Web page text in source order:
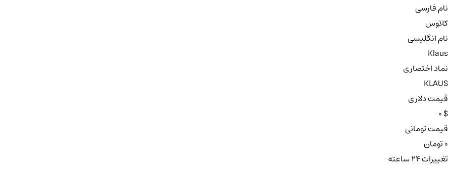
نام فارسی
کلاوس
نام انگلیسی
Klaus
نماد اختصاری
KLAUS
قیمت دلاری
0 $
قیمت تومانی
0 تومان
تغییرات ۲۴ ساعته